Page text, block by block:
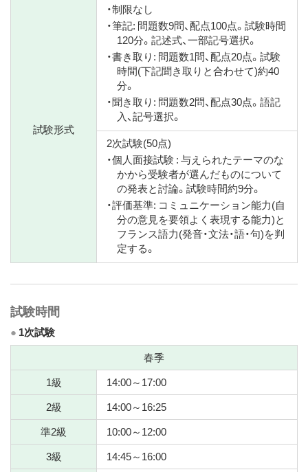
試験形式
・制限なし
・筆記: 問題数9問、配点100点。試験時間
120分。記述式、一部記号選択。
・書き取り: 問題数1問、配点20点。試験
時間(下記聞き取りと合わせて)約40
分。
・聞き取り: 問題数2問、配点30点。語記
入、記号選択。
2次試験(50点)
・個人面接試験 : 与えられたテーマのな
かから受験者が選んだものについて
の発表と討論。試験時間約9分。
・評価基準: コミュニケーション能力(自
分の意見を要領よく表現する能力)と
フランス語力(発音・文法・語・句)を判
定する。
試験時間
1次試験
春季
1級
14:00～17:00
2級
14:00～16:25
準2級
10:00～12:00
3級
14:45～16:00